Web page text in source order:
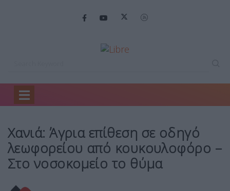
Home
Χανιά: Άγρια επίθεση σε οδηγό
λεωφορείου από κουκουλοφόρο –
Στο νοσοκομείο το θύμα